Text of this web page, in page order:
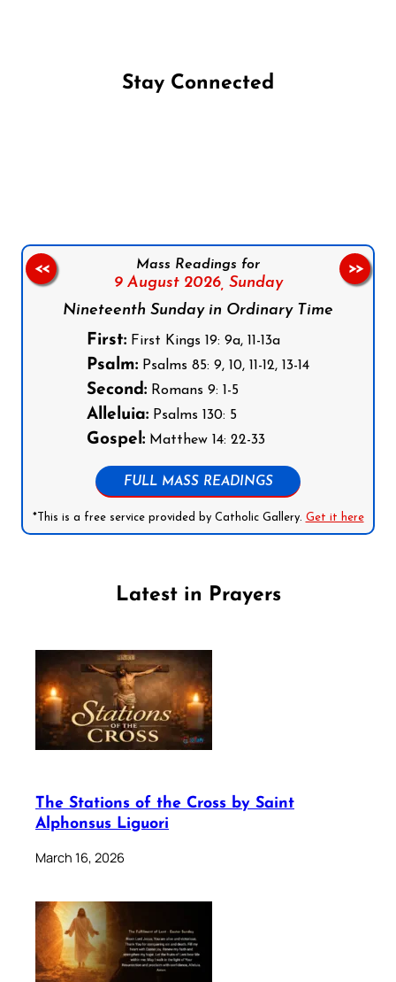
Stay Connected
Mass Readings for
9 August 2026, Sunday
Nineteenth Sunday in Ordinary Time
First: First Kings 19: 9a, 11-13a
Psalm: Psalms 85: 9, 10, 11-12, 13-14
Second: Romans 9: 1-5
Alleluia: Psalms 130: 5
Gospel: Matthew 14: 22-33
FULL MASS READINGS
*This is a free service provided by Catholic Gallery. Get it here
<< >>
Latest in Prayers
The Stations of the Cross by Saint
Alphonsus Liguori
March 16, 2026